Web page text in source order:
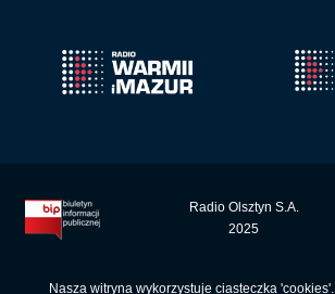
Radio Olsztyn S.A.
2025
Nasza witryna wykorzystuje ciasteczka 'cookies'.